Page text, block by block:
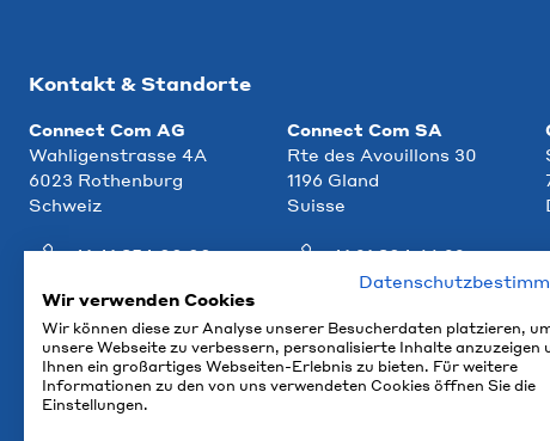
Kontakt & Standorte
Connect Com AG
Wahligenstrasse 4A
6023 Rothenburg
Schweiz
+41 41 854 00 00
info@ccm.ch
Anfahrt
Connect Com SA
Rte des Avouillons 30
1196 Gland
Suisse
+41 21 804 66 22
Anfahrt
Wir verwenden Cookies
Wir können diese zur Analyse unserer Besucherdaten platzieren,
unsere Webseite zu verbessern, personalisierte Inhalte anzuzeigen
Ihnen ein großartiges Webseiten-Erlebnis zu bieten. Für weitere
Informationen zu den von uns verwendeten Cookies öffnen Sie die
Einstellungen.